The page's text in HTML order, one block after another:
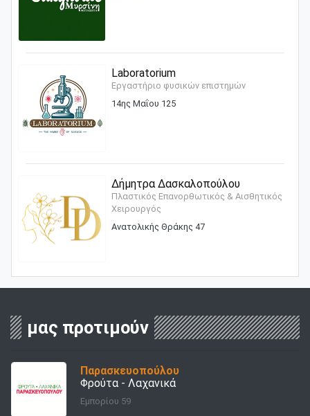
Laboratorium
Εργαστήριο φυσικών επιστημών
14ης Μαΐου 125
Δήμητρα Δασκαλοπούλου
Πλαστικός Επανορθωτικός & Αισθητικός
Χειρουργός
Ανατολικής Θράκης 47
μας προτιμούν
Παρασκευοπούλου
Φρούτα - Λαχανικά
Εμπορίου 59